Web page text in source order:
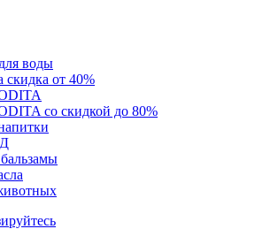
воды
скидка от 40%
со скидкой до 80%